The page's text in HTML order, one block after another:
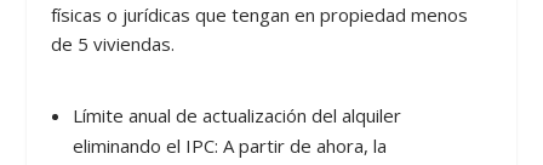
físicas o jurídicas que tengan en propiedad menos
de 5 viviendas.
Límite anual de actualización del alquiler
eliminando el IPC: A partir de ahora, la